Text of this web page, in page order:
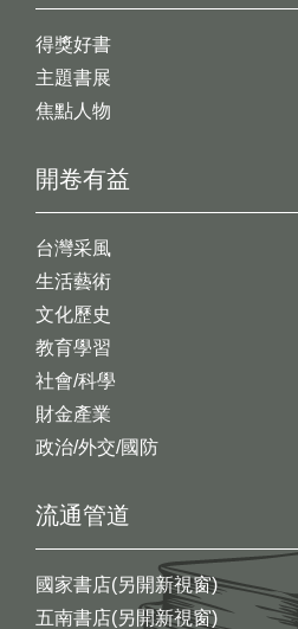
開卷有益
台灣采風
生活藝術
文化歷史
教育學習
社會/科學
財金產業
政治/外交/國防
得獎好書
主題書展
焦點人物
流通管道
國家書店(另開新視窗)
五南書店(另開新視窗)